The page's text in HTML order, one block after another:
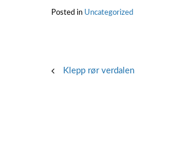
Posted in Uncategorized
PostKlepp rør verdalen